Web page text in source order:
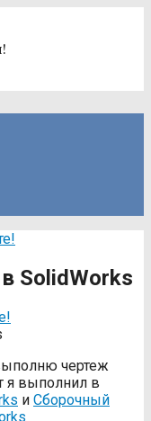
SolidWorks
чертеж
я выполнил в
и Сборочный